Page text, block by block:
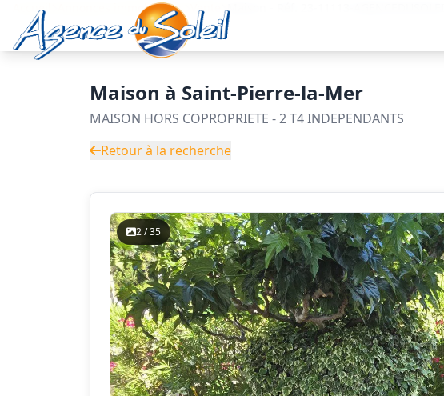
Aller au contenu principal
Accueil Annonces immobilières Vente Maison - Réf. 23-11113-AGENCEDUSOLEIL
Maison à Saint-Pierre-la-Mer
MAISON HORS COPROPRIETE - 2 T4 INDEPENDANTS
Retour à la recherche
2 / 35